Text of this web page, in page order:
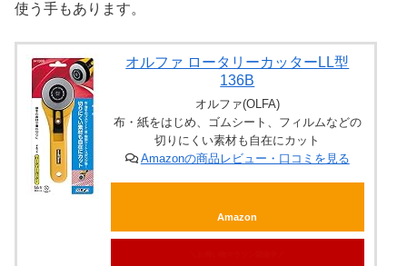
使う手もあります。
オルファ ロータリーカッターLL型
136B
オルファ(OLFA)
布・紙をはじめ、ゴムシート、フィルムなどの
切りにくい素材も自在にカット
Amazonの商品レビュー・口コミを見る
Amazon